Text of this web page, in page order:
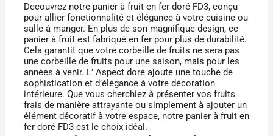
Decouvrez notre panier à fruit en fer doré FD3, conçu
pour allier fonctionnalité et élégance à votre cuisine ou
salle à manger. En plus de son magnifique design, ce
panier à fruit est fabriqué en fer pour plus de durabilité.
Cela garantit que votre corbeille de fruits ne sera pas
une corbeille de fruits pour une saison, mais pour les
années à venir. L’ Aspect doré ajoute une touche de
sophistication et d’élégance à votre décoration
intérieure. Que vous cherchiez à présenter vos fruits
frais de manière attrayante ou simplement à ajouter un
élément décoratif à votre espace, notre panier à fruit en
fer doré FD3 est le choix idéal.